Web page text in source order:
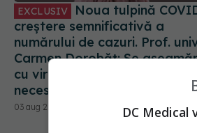
EXCLUSIV
Noua tulpină
creștere semnificativă a
numărului de cazuri. Prof.
Carmen Dorobăț: Se
cu virozele respiratorii. Nu
necesită tratament
03 aug 2024, 08:57 DC Medical